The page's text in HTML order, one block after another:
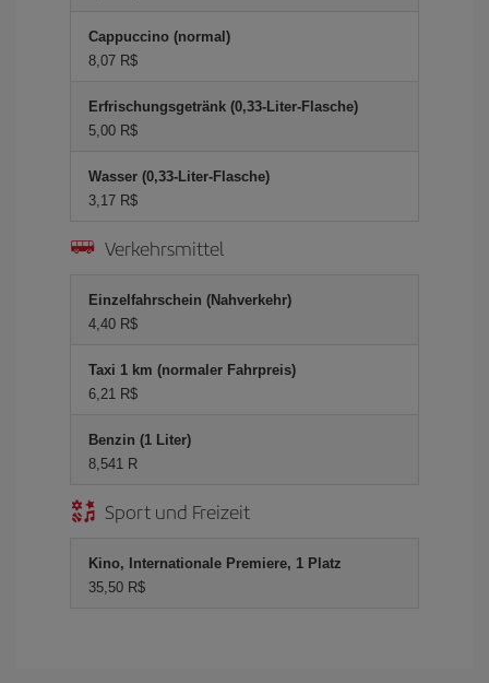
Cappuccino (normal)
8,07 R$
Erfrischungsgetränk (0,33-Liter-Flasche)
5,00 R$
Wasser (0,33-Liter-Flasche)
3,17 R$
Verkehrsmittel
Einzelfahrschein (Nahverkehr)
4,40 R$
Taxi 1 km (normaler Fahrpreis)
6,21 R$
Benzin (1 Liter)
8,541 R
Sport und Freizeit
Kino, Internationale Premiere, 1 Platz
35,50 R$